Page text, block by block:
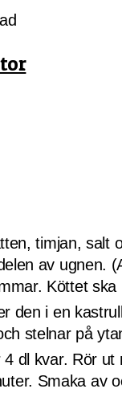
timjan,
av ugnen.
Köttet ska
den i en
stelnar på
dl kvar. Rör
Smaka av